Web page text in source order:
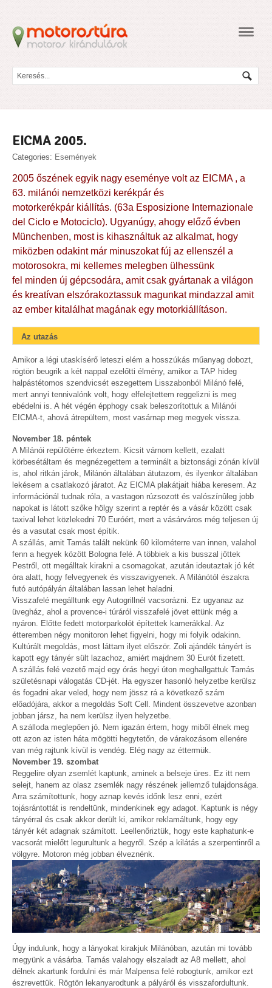
EICMA 2005.
Categories: Események
2005 őszének egyik nagy eseménye volt az EICMA, a
63. milánói nemzetközi kerékpár és
motorkerékpár kiállítás. (63a Esposizione Internazionale
del Ciclo e Motociclo). Ugyanúgy, ahogy előző évben
Münchenben, most is kihasználtuk az alkalmat, hogy
miközben odakint már minuszokat fúj az ellenszél a
motorosokra, mi kellemes melegben ülhessünk
fel minden új gépcsodára, amit csak gyártanak a világon
és kreatívan elszórakoztassuk magunkat mindazzal amit
az ember kitalálhat magának egy motorkiállításon.
Az utazás
Amikor a légi utaskísérő leteszi elém a hosszúkás műanyag dobozt,
rögtön beugrik a két nappal ezelőtti élmény, amikor a TAP hideg
halpástétomos szendvicsét eszegettem Lisszabonból Milánó felé,
mert annyi tennivalónk volt, hogy elfelejtettem reggelizni is meg
ebédelni is. A hét végén épphogy csak beleszorítottuk a Milánói
EICMA-t, ahová átrepültem, most vasárnap meg megyek vissza.
November 18. péntek
A Milánói repülőtérre érkeztem. Kicsit várnom kellett, ezalatt
körbesétáltam és megnézegettem a terminált a biztonsági zónán kívül
is, ahol ritkán járok, Milánón általában átutazom, és ilyenkor általában
lekésem a csatlakozó járatot. Az EICMA plakátjait hiába keresem. Az
információnál tudnak róla, a vastagon rúzsozott és valószínûleg jobb
napokat is látott szőke hölgy szerint a reptér és a vásár között csak
taxival lehet közlekedni 70 Euróért, mert a vásárváros még teljesen új
és a vasutat csak most építik.
A szállás, amit Tamás talált nekünk 60 kilométerre van innen, valahol
fenn a hegyek között Bologna felé. A többiek a kis busszal jöttek
Pestről, ott megálltak kirakni a csomagokat, azután ideutaztak jó két
óra alatt, hogy felvegyenek és visszavigyenek. A Milánótól északra
futó autópályán általában lassan lehet haladni.
Visszafelé megálltunk egy Autogrillnél vacsorázni. Ez ugyanaz az
üvegház, ahol a provence-i túráról visszafelé jövet ettünk még a
nyáron. Előtte fedett motorparkolót építettek kamerákkal. Az
étteremben négy monitoron lehet figyelni, hogy mi folyik odakinn.
Kultúrált megoldás, most láttam ilyet először. Zoli ajándék tányért is
kapott egy tányér sült lazachoz, amiért majdnem 30 Eurót fizetett.
A szállás felé vezető majd egy órás hegyi úton meghallgattuk Tamás
születésnapi válogatás CD-jét. Ha egyszer hasonló helyzetbe kerülsz
és fogadni akar veled, hogy nem jössz rá a következő szám
előadójára, akkor a megoldás Soft Cell. Mindent összevetve azonban
jobban jársz, ha nem kerülsz ilyen helyzetbe.
A szálloda meglepően jó. Nem igazán értem, hogy miből élnek meg
ott azon az isten háta mögötti hegytetőn, de várakozásom ellenére
van még rajtunk kívül is vendég. Elég nagy az éttermük.
November 19. szombat
Reggelire olyan zsemlét kaptunk, aminek a belseje üres. Ez itt nem
selejt, hanem az olasz zsemlék nagy részének jellemző tulajdonsága.
Arra számítottunk, hogy aznap kevés időnk lesz enni, ezért
tojásrántottát is rendeltünk, mindenkinek egy adagot. Kaptunk is négy
tányérral és csak akkor derült ki, amikor reklamáltunk, hogy egy
tányér két adagnak számított. Leellenőriztük, hogy este kaphatunk-e
vacsorát mielőtt legurultunk a hegyről. Szép a kilátás a szerpentinről a
völgyre. Motoron még jobban élveznénk.
Úgy indulunk, hogy a lányokat kirakjuk Milánóban, azután mi tovább
megyünk a vásárba. Tamás valahogy elszaladt az A8 mellett, ahol
délnek akartunk fordulni és már Malpensa felé robogtunk, amikor ezt
észrevettük. Rögtön lekanyarodtunk a pályáról és visszafordultunk.